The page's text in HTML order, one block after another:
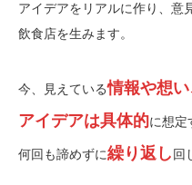
アイデアをリアルに作り、意
飲食店を生みます。
今、見えている情報や想
アイデアは具体的に想定
何回も諦めずに繰り返し回